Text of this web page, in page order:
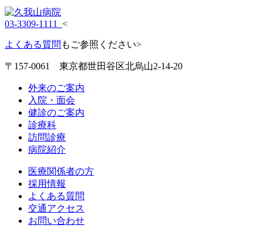
03-3309-1111 <
よくある質問 もご参照ください>
〒157-0061 東京都世田谷区北烏山2-14-20
外来のご案内
入院・面会
健診のご案内
診療科
訪問診療
病院紹介
医療関係者の方
採用情報
よくある質問
交通アクセス
お問い合わせ